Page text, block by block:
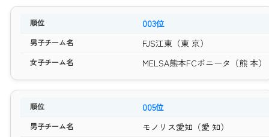
003位
FJS江東（東 京）
MELSA熊本FCボニータ（熊 本）
005位
モノリス愛知（愛 知）